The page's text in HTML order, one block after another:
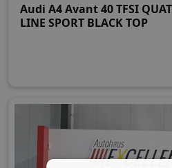
Audi A4 Avant 40 TFSI
LINE SPORT BLACK TOP